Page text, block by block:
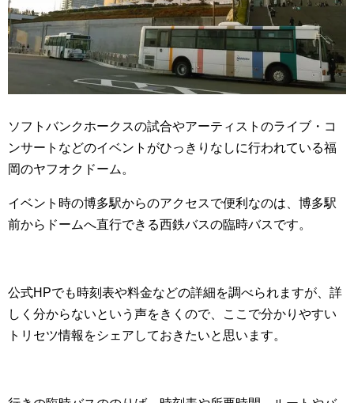
ソフトバンクホークスの試合やアーティストのライブ・コ
ンサートなどのイベントがひっきりなしに行われている福
岡のヤフオクドーム。
イベント時の博多駅からのアクセスで便利なのは、博多駅
前からドームへ直行できる西鉄バスの臨時バスです。
公式HPでも時刻表や料金などの詳細を調べられますが、詳
しく分からないという声をきくので、ここで分かりやすい
トリセツ情報をシェアしておきたいと思います。